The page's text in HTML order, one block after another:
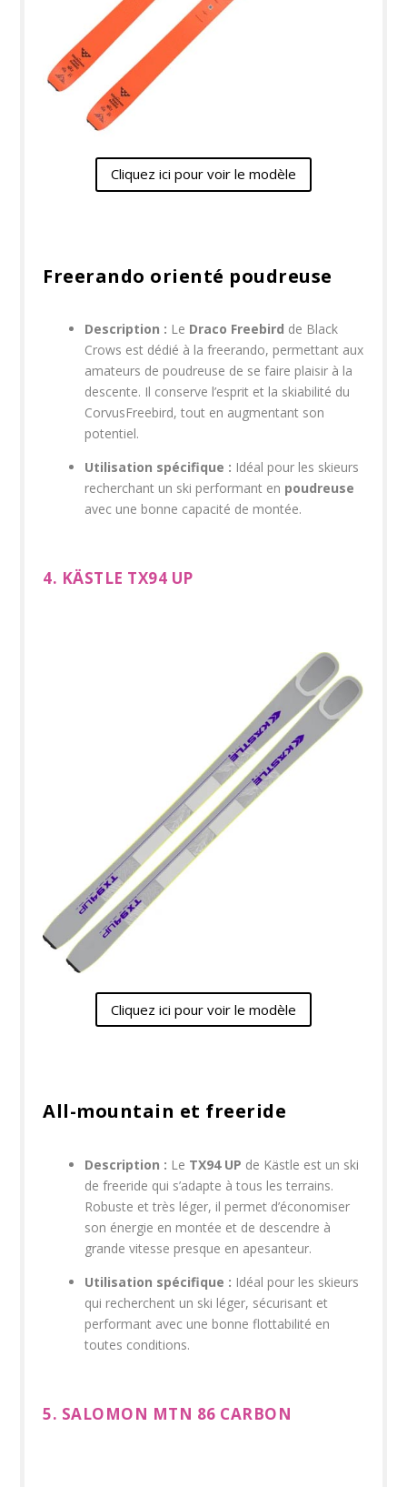
Cliquez ici pour voir le modèle
Freerando orienté poudreuse
Description : Le Draco Freebird de Black
Crows est dédié à la freerando, permettant aux
amateurs de poudreuse de se faire plaisir à la
descente. Il conserve l’esprit et la skiabilité du
CorvusFreebird, tout en augmentant son
potentiel.
Utilisation spécifique : Idéal pour les skieurs
recherchant un ski performant en poudreuse
avec une bonne capacité de montée.
4. KÄSTLE TX94 UP
Cliquez ici pour voir le modèle
All-mountain et freeride
Description : Le TX94 UP de Kästle est un ski
de freeride qui s’adapte à tous les terrains.
Robuste et très léger, il permet d’économiser
son énergie en montée et de descendre à
grande vitesse presque en apesanteur.
Utilisation spécifique : Idéal pour les skieurs
qui recherchent un ski léger, sécurisant et
performant avec une bonne flottabilité en
toutes conditions.
5. SALOMON MTN 86 CARBON